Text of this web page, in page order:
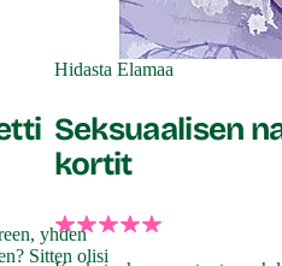
yhden
Sitten olisi
Hidasta Elamaa
Seksuaalisen
kortit